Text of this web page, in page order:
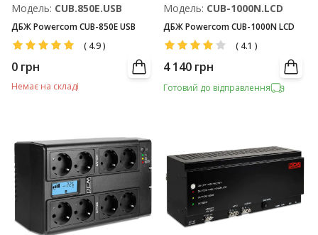
Модель: CUB.850E.USB
ДБЖ Powercom CUB-850E USB
( 4.9)
0 грн
Немає на складі
Модель: CUB-1000N.LCD
ДБЖ Powercom CUB-1000N LCD
( 4.1 )
4 140 грн
Готовий до відправлення